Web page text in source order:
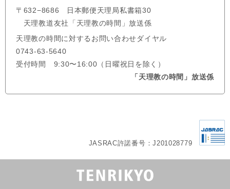
〒632−8686 日本郵便天理局私書箱30
天理教道友社「天理教の時間」放送係
天理教の時間に対するお問い合わせダイヤル
0743-63-5640
受付時間 9:30〜16:00（日曜祝日を除く）
「天理教の時間」放送係
JASRAC許諾番号：J201028779